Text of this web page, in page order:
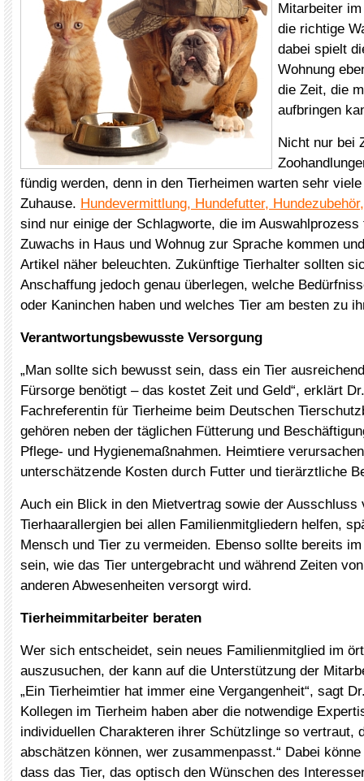
Mitarbeiter
die richtige
dabei spielt
Wohnung
die Zeit, die
aufbringen
Nicht nur bei
fündig werden, denn in den Tierheimen warten sehr
Zuhause. Hundevermittlung, Hundefutter,
sind nur einige der Schlagworte, die im
Zuwachs in Haus und Wohnug zur Sprache kommen
Artikel näher beleuchten. Zukünftige Tierhalter sollten
Anschaffung jedoch genau überlegen, welche
oder Kaninchen haben und welches Tier am besten zu
Verantwortungsbewusste Versorgung
„Man sollte sich bewusst sein, dass ein Tier
Fürsorge benötigt – das kostet Zeit und Geld“, erklärt
Fachreferentin für Tierheime beim Deutschen
gehören neben der täglichen Fütterung und
Pflege- und Hygienemaßnahmen. Heimtiere
unterschätzende Kosten durch Futter und tierärztliche
Auch ein Blick in den Mietvertrag sowie der Ausschluss
Tierhaarallergien bei allen Familienmitgliedern helfen,
Mensch und Tier zu vermeiden. Ebenso sollte bereits
sein, wie das Tier untergebracht und während Zeiten
anderen Abwesenheiten versorgt wird.
Tierheimmitarbeiter beraten
Wer sich entscheidet, sein neues Familienmitglied im
auszusuchen, der kann auf die Unterstützung der
„Ein Tierheimtier hat immer eine Vergangenheit“, sagt
Kollegen im Tierheim haben aber die notwendige
individuellen Charakteren ihrer Schützlinge so vertraut,
abschätzen können, wer zusammenpasst.“ Dabei
dass das Tier, das optisch den Wünschen des